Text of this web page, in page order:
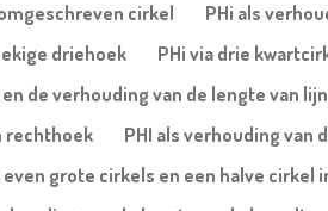
cirkel
PHi als
driehoek
PHi via drie
de verhouding van de lengte van
rechthoek
PHI als verhouding van
even grote cirkels en een halve cirkel